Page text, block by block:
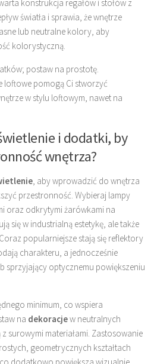
konstrukcja regałów i stołów z
światła i sprawia, że wnętrze
lub neutralne kolory, aby
kolorystyczną.
postaw na prostotę.
loftowe pomogą Ci stworzyć
w stylu loftowym, nawet na
i dodatki, by
wnętrza?
, aby wprowadzić do wnętrza
przestronność. Wybieraj lampy
oraz odkrytymi żarówkami na
się w industrialną estetykę, ale także
popularniejsze stają się reflektory
charakteru, a jednocześnie
sprzyjający optycznemu powiększeniu
minimum, co wspiera
na dekoracjew neutralnych
surowymi materiałami. Zastosowanie
geometrycznych kształtach
dodatkowo powiększa wizualnie